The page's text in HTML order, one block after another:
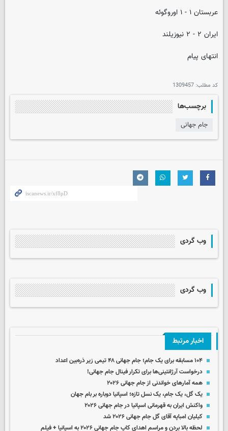
عربستان ۱ - ۱ اوروگوئه
ایران ۲ - ۲ نیوزیلند
انتهای پیام
کد مطلب: 1309457
برچسب‌ها
جام جهانی
وب گردی
وب گردی
اخبار مرتبط
۱۰۴ مسابقه برای یک جام؛ جام جهانی ۴۸ تیمی زیر ذره‌بین اعداد
درخواست آرژانتینی‌ها برای تکرار فینال جام جهانی!
همه آمارهای خواندنی از جام جهانی ۲۰۲۶
یک گل، یک جام، یک نسل تازه؛ اسپانیا دوباره بر بام جهان
واکنش ایران به قهرمانی اسپانیا در جام جهانی ۲۰۲۶
کیلیان امباپه آقای گل جام جهانی ۲۰۲۶ شد
لحظه بالا بردن و مراسم اهدای کاپ جام جهانی ۲۰۲۶ به اسپانیا + فیلم